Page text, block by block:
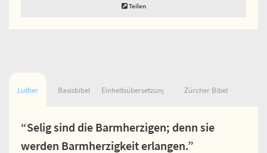
Teilen
Luther Basisbibel Einheitsübersetzung Zürcher Bibel
“Selig sind die Barmherzigen; denn sie
werden Barmherzigkeit erlangen.”